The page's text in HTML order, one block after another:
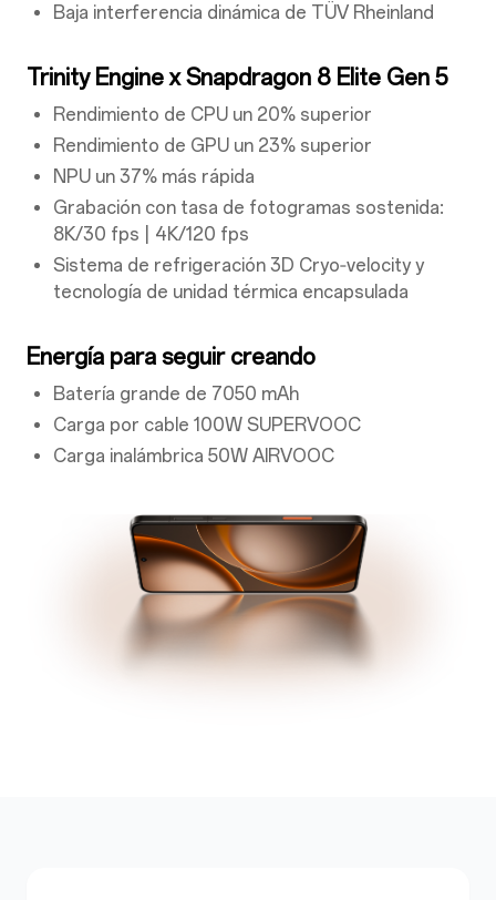
Baja interferencia dinámica de TÜV Rheinland
Trinity Engine x Snapdragon 8 Elite Gen 5
Rendimiento de CPU un 20% superior
Rendimiento de GPU un 23% superior
NPU un 37% más rápida
Grabación con tasa de fotogramas sostenida:
8K/30 fps | 4K/120 fps
Sistema de refrigeración 3D Cryo‑velocity y
tecnología de unidad térmica encapsulada
Energía para seguir creando
Batería grande de 7050 mAh
Carga por cable 100W SUPERVOOC
Carga inalámbrica 50W AIRVOOC